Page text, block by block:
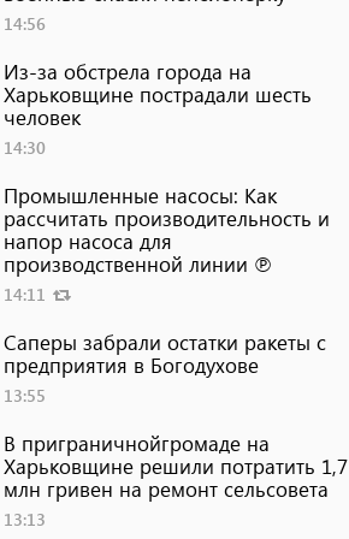
14:56
Из-за обстрела города на
Харьковщине пострадали шесть
человек
14:30
Промышленные насосы: Как
рассчитать производительность и
напор насоса для
производственной линии ℗
14:11
Саперы забрали остатки ракеты с
предприятия в Богодухове
13:55
В приграничнойгромаде на
Харьковщине решили потратить 1,7
млн ​​гривен на ремонт сельсовета
13:13